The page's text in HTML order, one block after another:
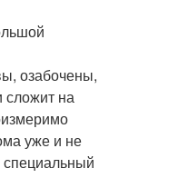
озабочены,
сложит на
уже и не
специальный